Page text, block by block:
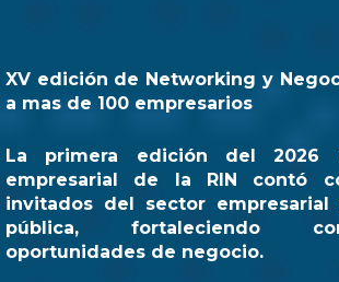
XV edición de Networking y
a mas de 100 empresarios
La primera edición del 2026
empresarial de la RIN contó
invitados del sector
pública, fortaleciendo
oportunidades de negocio.